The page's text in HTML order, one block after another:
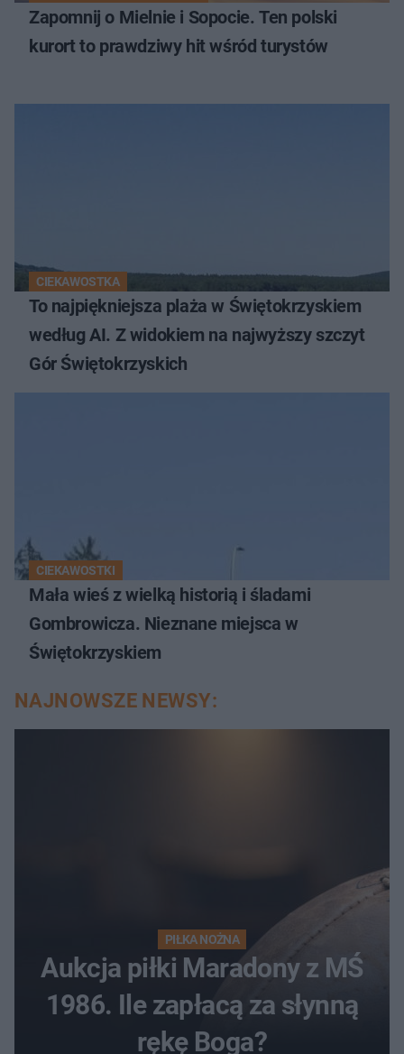
Zapomnij o Mielnie i Sopocie. Ten polski
kurort to prawdziwy hit wśród turystów
CIEKAWOSTKA
To najpiękniejsza plaża w Świętokrzyskiem
według AI. Z widokiem na najwyższy szczyt
Gór Świętokrzyskich
CIEKAWOSTKI
Mała wieś z wielką historią i śladami
Gombrowicza. Nieznane miejsca w
Świętokrzyskiem
NAJNOWSZE NEWSY:
PIŁKA NOŻNA
Aukcja piłki Maradony z MŚ
1986. Ile zapłacą za słynną
rękę Boga?